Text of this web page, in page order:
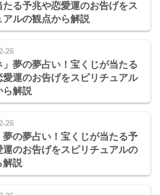
たる予兆や恋愛運のお告げをス
アルの観点から解説
26
」夢の夢占い！宝くじが当たる
愛運のお告げをスピリチュアル
ら解説
26
夢の夢占い！宝くじが当たる予
運のお告げをスピリチュアルの
解説